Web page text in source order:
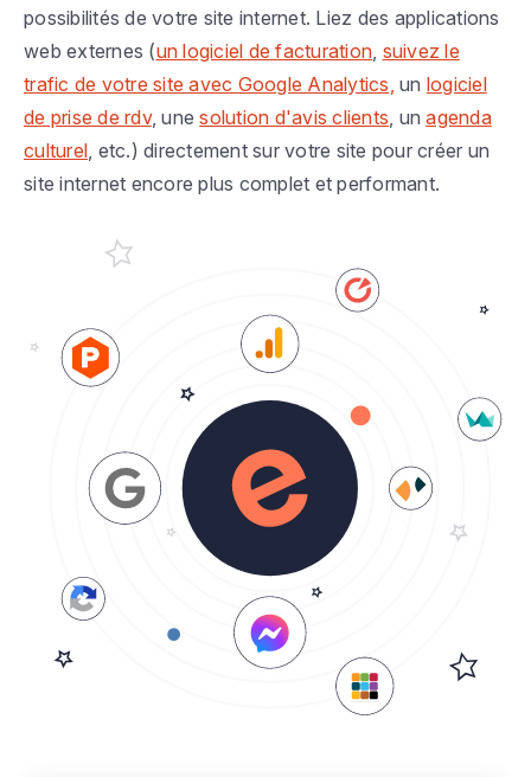
possibilités de votre site internet. Liez des applications
web externes (un logiciel de facturation, suivez le
trafic de votre site avec Google Analytics, un logiciel
de prise de rdv, unesolution d'avis clients, unagenda
culturel, etc.) directement sur votre site pour créer un
site internet encore plus complet et performant.